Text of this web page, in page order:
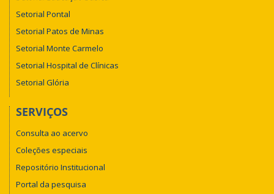
Setorial Pontal
Setorial Patos de Minas
Setorial Monte Carmelo
Setorial Hospital de Clínicas
Setorial Glória
SERVIÇOS
Consulta ao acervo
Coleções especiais
Repositório Institucional
Portal da pesquisa